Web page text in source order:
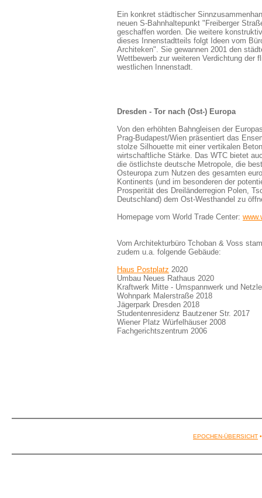
Ein konkret städtischer
neuen S-Bahnhaltepunkt "Freiberger
geschaffen worden. Die weitere
dieses Innenstadtteils folgt Ideen vom
Architeken". Sie gewannen 2001 den
Wettbewerb zur weiteren Verdichtung der
westlichen Innenstadt.
Dresden - Tor nach (Ost-) Europa
Von den erhöhten Bahngleisen der
Prag-Budapest/Wien präsentiert das
stolze Silhouette mit einer vertikalen
wirtschaftliche Stärke. Das WTC bietet
die östlichste deutsche Metropole, die
Osteuropa zum Nutzen des gesamten
Kontinents (und im besonderen der
Prosperität des Dreiländerregion Polen,
Deutschland) dem Ost-Westhandel zu
Homepage vom World Trade Center:
Vom Architekturbüro Tchoban & Voss
zudem u.a. folgende Gebäude:
Haus Postplatz 2020
Umbau Neues Rathaus 2020
Kraftwerk Mitte - Umspannwerk und
Wohnpark Malerstraße 2018
Jägerpark Dresden 2018
Studentenresidenz Bautzener Str. 2017
Wiener Platz Würfelhäuser 2008
Fachgerichtszentrum 2006
EPOCHEN-ÜBERSICHT •